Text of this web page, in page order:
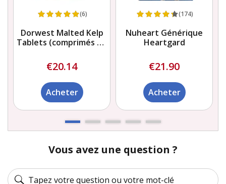
(6)
Dorwest Malted Kelp
Tablets (comprimés de
€20.14
Acheter
(174)
Nuheart Générique
Heartgard
€21.90
Acheter
Vous avez une question ?